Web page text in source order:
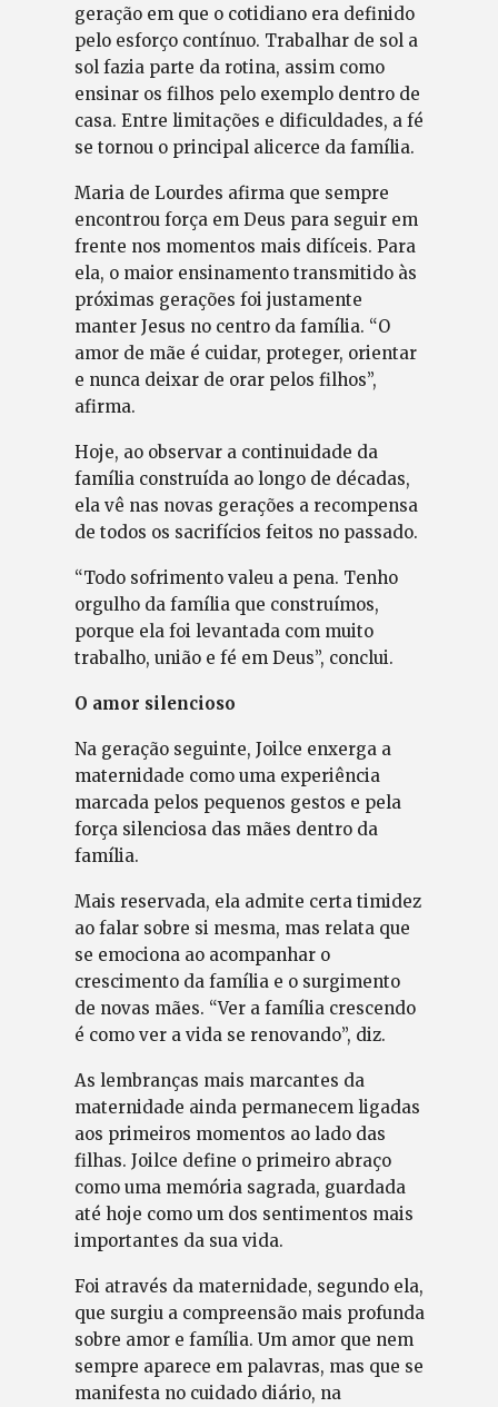
geração em que o cotidiano era definido
pelo esforço contínuo. Trabalhar de sol a
sol fazia parte da rotina, assim como
ensinar os filhos pelo exemplo dentro de
casa. Entre limitações e dificuldades, a fé
se tornou o principal alicerce da família.
Maria de Lourdes afirma que sempre
encontrou força em Deus para seguir em
frente nos momentos mais difíceis. Para
ela, o maior ensinamento transmitido às
próximas gerações foi justamente
manter Jesus no centro da família. “O
amor de mãe é cuidar, proteger, orientar
e nunca deixar de orar pelos filhos”,
afirma.
Hoje, ao observar a continuidade da
família construída ao longo de décadas,
ela vê nas novas gerações a recompensa
de todos os sacrifícios feitos no passado.
“Todo sofrimento valeu a pena. Tenho
orgulho da família que construímos,
porque ela foi levantada com muito
trabalho, união e fé em Deus”, conclui.
O amor silencioso
Na geração seguinte, Joilce enxerga a
maternidade como uma experiência
marcada pelos pequenos gestos e pela
força silenciosa das mães dentro da
família.
Mais reservada, ela admite certa timidez
ao falar sobre si mesma, mas relata que
se emociona ao acompanhar o
crescimento da família e o surgimento
de novas mães. “Ver a família crescendo
é como ver a vida se renovando”, diz.
As lembranças mais marcantes da
maternidade ainda permanecem ligadas
aos primeiros momentos ao lado das
filhas. Joilce define o primeiro abraço
como uma memória sagrada, guardada
até hoje como um dos sentimentos mais
importantes da sua vida.
Foi através da maternidade, segundo ela,
que surgiu a compreensão mais profunda
sobre amor e família. Um amor que nem
sempre aparece em palavras, mas que se
manifesta no cuidado diário, na